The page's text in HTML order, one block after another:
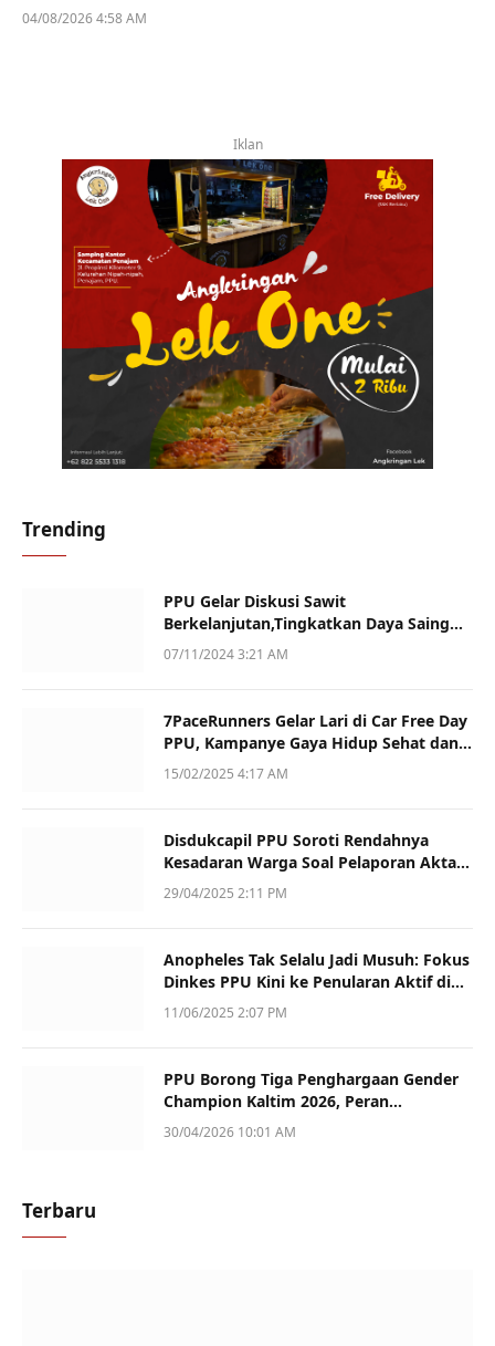
04/08/2026 4:58 AM
Iklan
Trending
PPU Gelar Diskusi Sawit
Berkelanjutan,Tingkatkan Daya Saing
dan Kualitas
07/11/2024 3:21 AM
7PaceRunners Gelar Lari di Car Free Day
PPU, Kampanye Gaya Hidup Sehat dan
Dukung UMKM
15/02/2025 4:17 AM
Disdukcapil PPU Soroti Rendahnya
Kesadaran Warga Soal Pelaporan Akta
Kematian
29/04/2025 2:11 PM
Anopheles Tak Selalu Jadi Musuh: Fokus
Dinkes PPU Kini ke Penularan Aktif di
Sotek
11/06/2025 2:07 PM
PPU Borong Tiga Penghargaan Gender
Champion Kaltim 2026, Peran
Perempuan Jadi Sorotan
30/04/2026 10:01 AM
Terbaru